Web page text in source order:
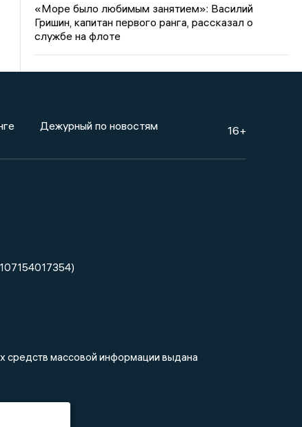
«Море было любимым занятием»: Василий
Гришин, капитан первого ранга, рассказал о
службе на флоте
Дежурный по новостям 16+
средств массовой информации выдана